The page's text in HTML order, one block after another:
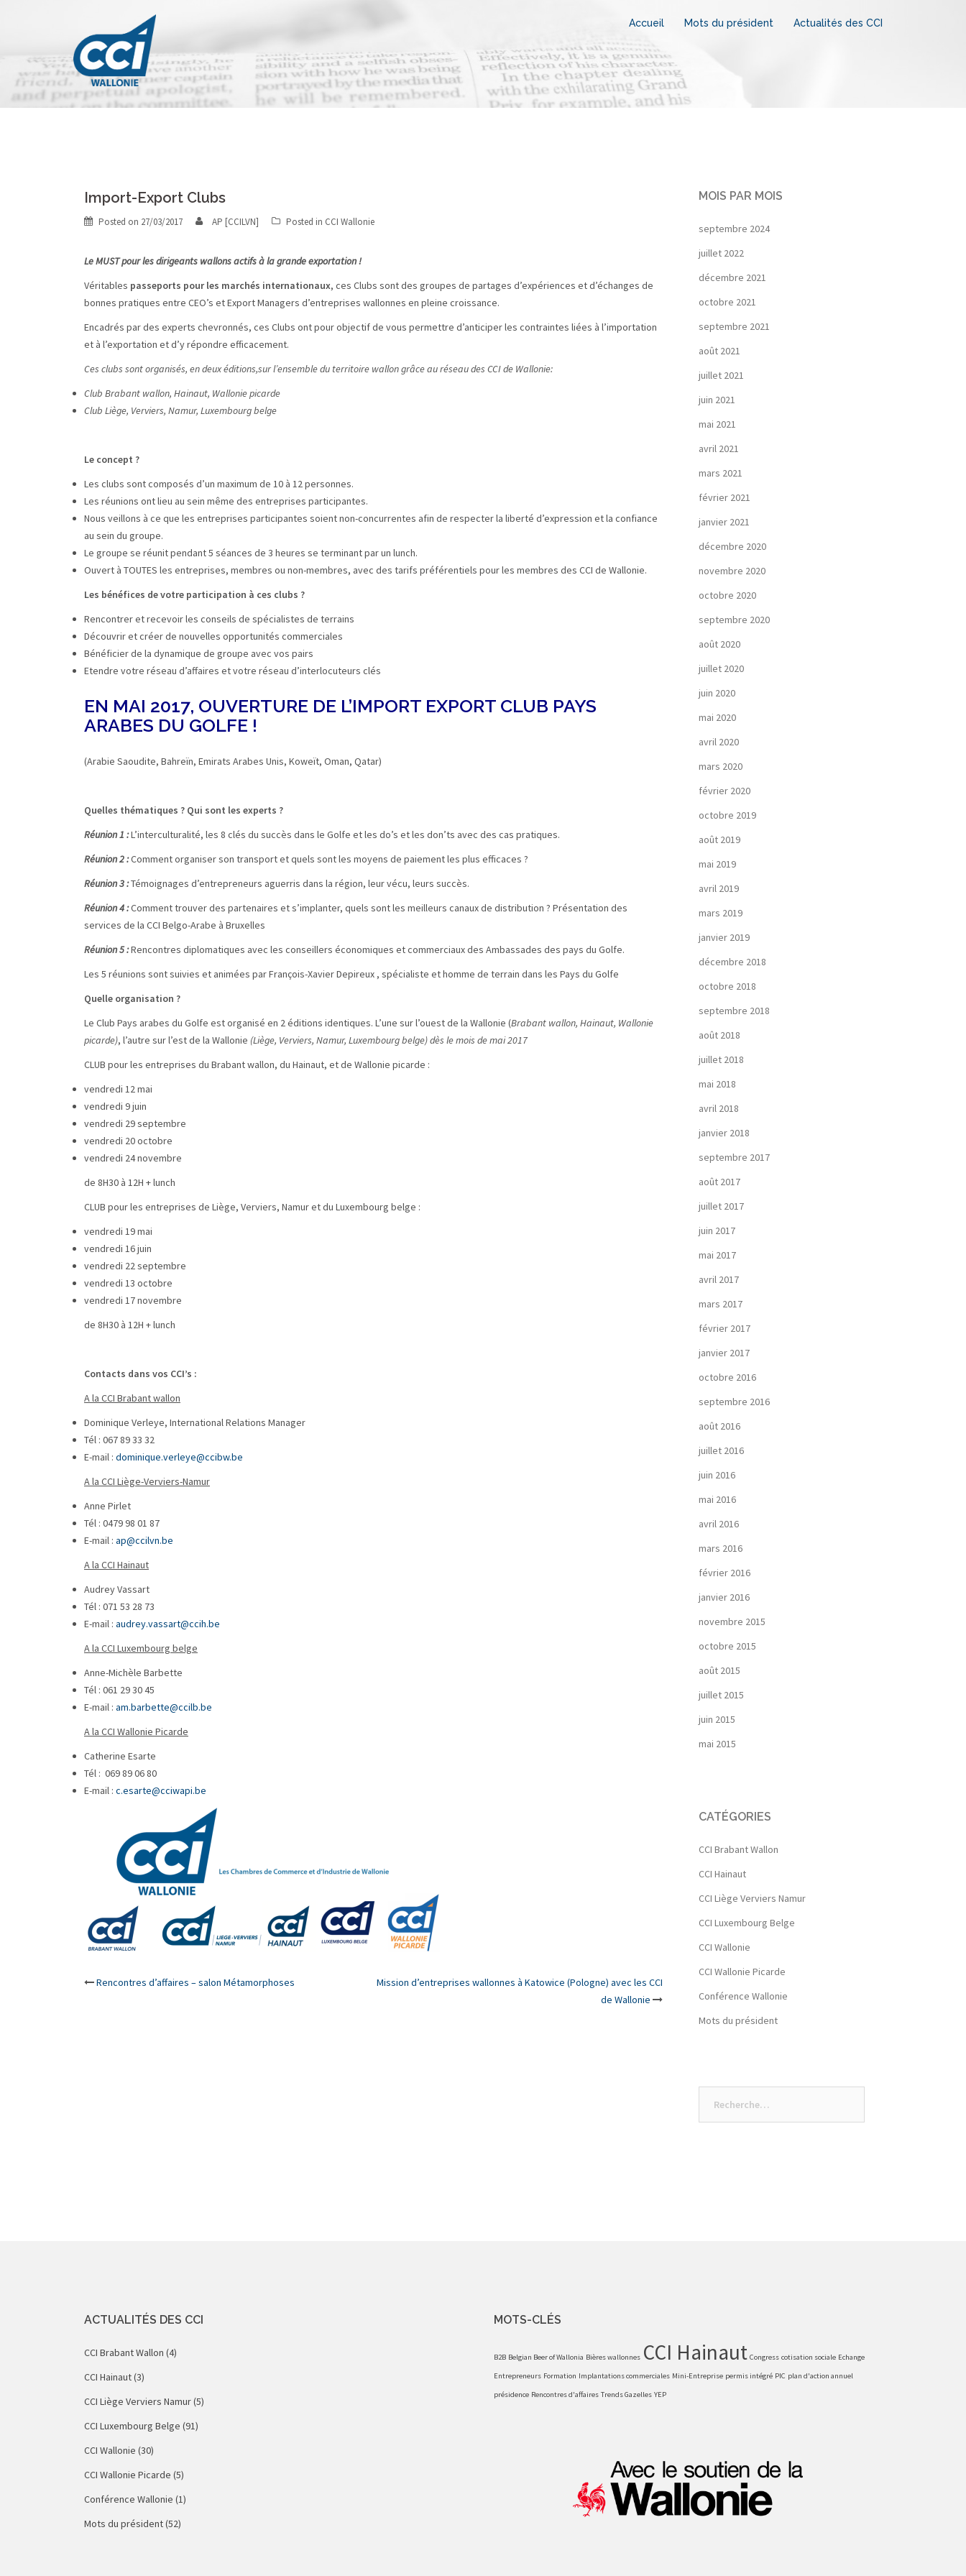
Accueil Mots du président Actualités des CCI
Import-Export Clubs
Posted on 27/03/2017 AP [CCILVN] Posted in CCI Wallonie
Le MUST pour les dirigeants wallons actifs à la grande exportation !
Véritables passeports pour les marchés internationaux, ces Clubs sont des groupes de partages d’expériences et d’échanges de
bonnes pratiques entre CEO’s et Export Managers d’entreprises wallonnes en pleine croissance.
Encadrés par des experts chevronnés, ces Clubs ont pour objectif de vous permettre d’anticiper les contraintes liées à l’importation
et à l’exportation et d’y répondre efficacement.
Ces clubs sont organisés, en deux éditions,sur l’ensemble du territoire wallon grâce au réseau des CCI de Wallonie:
Club Brabant wallon, Hainaut, Wallonie picarde
Club Liège, Verviers, Namur, Luxembourg belge
Le concept ?
Les clubs sont composés d’un maximum de 10 à 12 personnes.
Les réunions ont lieu au sein même des entreprises participantes.
Nous veillons à ce que les entreprises participantes soient non-concurrentes afin de respecter la liberté d’expression et la confiance
au sein du groupe.
Le groupe se réunit pendant 5 séances de 3 heures se terminant par un lunch.
Ouvert à TOUTES les entreprises, membres ou non-membres, avec des tarifs préférentiels pour les membres des CCI de Wallonie.
Les bénéfices de votre participation à ces clubs ?
Rencontrer et recevoir les conseils de spécialistes de terrains
Découvrir et créer de nouvelles opportunités commerciales
Bénéficier de la dynamique de groupe avec vos pairs
Etendre votre réseau d’affaires et votre réseau d’interlocuteurs clés
EN MAI 2017, OUVERTURE DE L’IMPORT EXPORT CLUB PAYS
ARABES DU GOLFE !
(Arabie Saoudite, Bahreïn, Emirats Arabes Unis, Koweït, Oman, Qatar)
Quelles thématiques ? Qui sont les experts ?
Réunion 1 :L’interculturalité, les 8 clés du succès dans le Golfe et les do’s et les don’ts avec des cas pratiques.
Réunion 2 :Comment organiser son transport et quels sont les moyens de paiement les plus efficaces ?
Réunion 3 :Témoignages d’entrepreneurs aguerris dans la région, leur vécu, leurs succès.
Réunion 4 :Comment trouver des partenaires et s’implanter, quels sont les meilleurs canaux de distribution ? Présentation des
services de la CCI Belgo-Arabe à Bruxelles
Réunion 5 :Rencontres diplomatiques avec les conseillers économiques et commerciaux des Ambassades des pays du Golfe.
Les 5 réunions sont suivies et animées par François-Xavier Depireux , spécialiste et homme de terrain dans les Pays du Golfe
Quelle organisation ?
Le Club Pays arabes du Golfe est organisé en 2 éditions identiques. L’une sur l’ouest de la Wallonie (Brabant wallon, Hainaut, Wallonie
picarde), l’autre sur l’est de la Wallonie (Liège, Verviers, Namur, Luxembourg belge) dès le mois de mai 2017
CLUB pour les entreprises du Brabant wallon, du Hainaut, et de Wallonie picarde :
vendredi 12 mai
vendredi 9 juin
vendredi 29 septembre
vendredi 20 octobre
vendredi 24 novembre
de 8H30 à 12H + lunch
CLUB pour les entreprises de Liège, Verviers, Namur et du Luxembourg belge :
vendredi 19 mai
vendredi 16 juin
vendredi 22 septembre
vendredi 13 octobre
vendredi 17 novembre
de 8H30 à 12H + lunch
Contacts dans vos CCI’s :
A la CCI Brabant wallon
Dominique Verleye, International Relations Manager
Tél : 067 89 33 32
E-mail : dominique.verleye@ccibw.be
A la CCI Liège-Verviers-Namur
Anne Pirlet
Tél : 0479 98 01 87
E-mail : ap@ccilvn.be
A la CCI Hainaut
Audrey Vassart
Tél : 071 53 28 73
E-mail : audrey.vassart@ccih.be
A la CCI Luxembourg belge
Anne-Michèle Barbette
Tél : 061 29 30 45
E-mail : am.barbette@ccilb.be
A la CCI Wallonie Picarde
Catherine Esarte
Tél : 069 89 06 80
E-mail : c.esarte@cciwapi.be
Post
Rencontres d’affaires – salon Métamorphoses
Mission d’entreprises wallonnes à Katowice (Pologne) avec les CCI
de Wallonie
MOIS PAR MOIS
septembre 2024
juillet 2022
décembre 2021
octobre 2021
septembre 2021
août 2021
juillet 2021
juin 2021
mai 2021
avril 2021
mars 2021
février 2021
janvier 2021
décembre 2020
novembre 2020
octobre 2020
septembre 2020
août 2020
juillet 2020
juin 2020
mai 2020
avril 2020
mars 2020
février 2020
octobre 2019
août 2019
mai 2019
avril 2019
mars 2019
janvier 2019
décembre 2018
octobre 2018
septembre 2018
août 2018
juillet 2018
mai 2018
avril 2018
janvier 2018
septembre 2017
août 2017
juillet 2017
juin 2017
mai 2017
avril 2017
mars 2017
février 2017
janvier 2017
octobre 2016
septembre 2016
août 2016
juillet 2016
juin 2016
mai 2016
avril 2016
mars 2016
février 2016
janvier 2016
novembre 2015
octobre 2015
août 2015
juillet 2015
juin 2015
mai 2015
CATÉGORIES
CCI Brabant Wallon
CCI Hainaut
CCI Liège Verviers Namur
CCI Luxembourg Belge
CCI Wallonie
CCI Wallonie Picarde
Conférence Wallonie
Mots du président
ACTUALITÉS DES CCI
CCI Brabant Wallon (4)
CCI Hainaut(3)
CCI Liège Verviers Namur(5)
CCI Luxembourg Belge (91)
CCI Wallonie (30)
CCI Wallonie Picarde (5)
Conférence Wallonie (1)
Mots du président(52)
MOTS-CLÉS
B2B Belgian Beer of Wallonia Bières wallonnes CCI Hainaut Congress cotisation sociale Echange
Entrepreneurs Formation Implantations commerciales Mini-Entreprise permis intégré PIC plan d'action annuel
présidence Rencontres d'affaires Trends Gazelles YEP